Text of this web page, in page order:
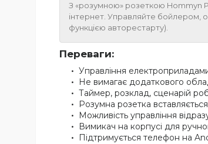
З «розумною» розеткою Hommyn
інтернет. Управляйте бойлером,
функцією авторестарту).
Переваги:
Управління
Не вимагає додаткового
Таймер, розклад, сценарій
Розумна розетка
Можливість управління
Вимикач на корпусі для
Підтримується телефон на